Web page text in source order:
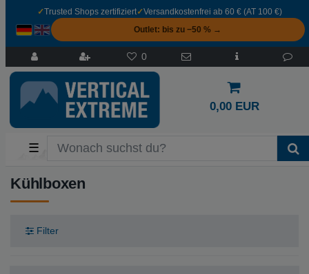
✓Trusted Shops zertifiziert✓Versandkostenfrei ab 60 € (AT 100 €)
Outlet: bis zu −50 % →
0
0,00 EUR
☰
Kühlboxen
Filter